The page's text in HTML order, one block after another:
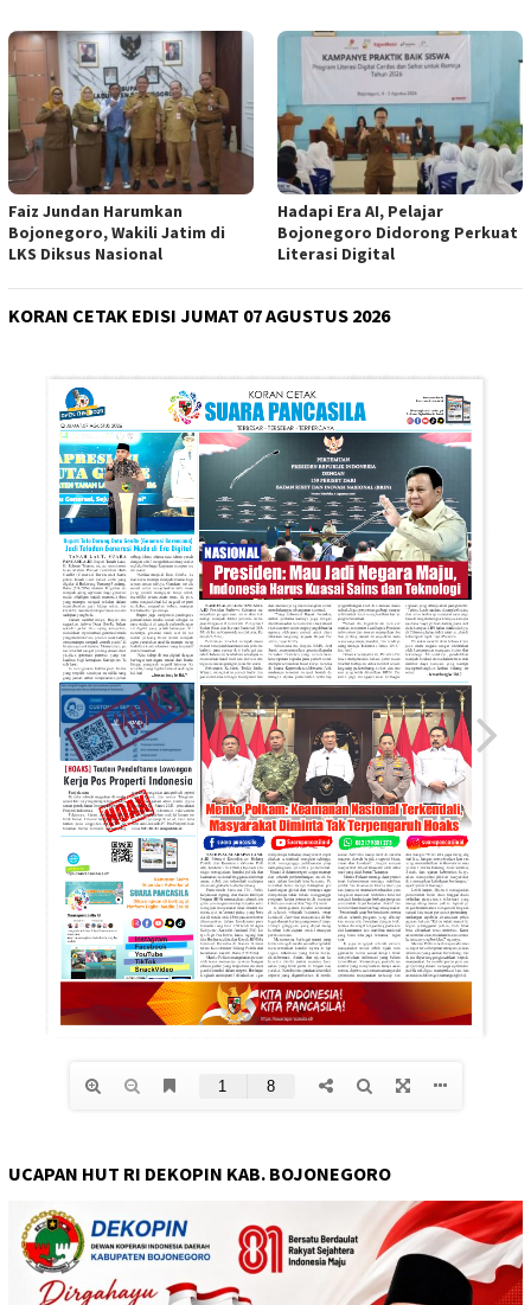
Faiz Jundan Harumkan
Bojonegoro, Wakili Jatim di
LKS Diksus Nasional
Hadapi Era AI, Pelajar
Bojonegoro Didorong Perkuat
Literasi Digital
KORAN CETAK EDISI JUMAT 07 AGUSTUS 2026
UCAPAN HUT RI DEKOPIN KAB. BOJONEGORO